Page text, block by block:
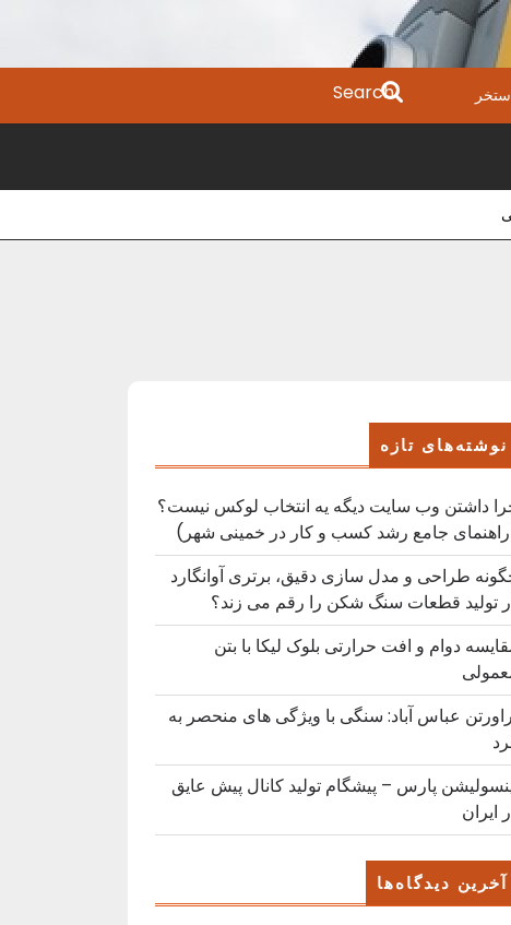
Search
for:
نوشته‌های تازه
داشتن وب سایت دیگه یه انتخاب لوکس نیست؟
جامع رشد کسب ‌و کار در خمینی ‌شهر)
طراحی و مدل سازی دقیق، برتری آوانگارد
تولید قطعات سنگ شکن را رقم می زند؟
دوام و افت حرارتی بلوک لیکا با بتن
عباس آباد: سنگی با ویژگی های منحصر به
پارس – پیشگام تولید کانال پیش عایق
ایران
آخرین دیدگاه‌ها